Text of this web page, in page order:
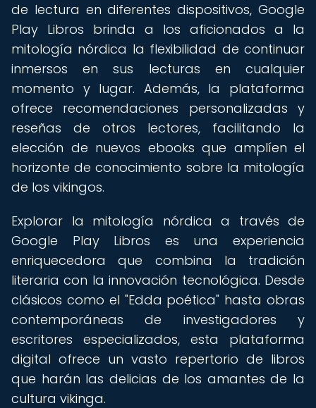
de lectura en diferentes dispositivos, Google
Play Libros brinda a los aficionados a la
mitología nórdica la flexibilidad de continuar
inmersos en sus lecturas en cualquier
momento y lugar. Además, la plataforma
ofrece recomendaciones personalizadas y
reseñas de otros lectores, facilitando la
elección de nuevos ebooks que amplíen el
horizonte de conocimiento sobre la mitología
de los vikingos.
Explorar la mitología nórdica a través de
Google Play Libros es una experiencia
enriquecedora que combina la tradición
literaria con la innovación tecnológica. Desde
clásicos como el "Edda poética" hasta obras
contemporáneas de investigadores y
escritores especializados, esta plataforma
digital ofrece un vasto repertorio de libros
que harán las delicias de los amantes de la
cultura vikinga.